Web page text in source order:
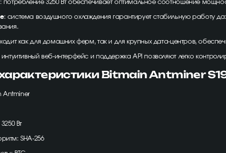
: потребление 3250 Вт обеспечивает оптимальное соотношение
: система воздушного охлаждения гарантирует стабильную работу
как для домашних ферм, так и для крупных дата-центров,
интуитивный веб-интерфейс и поддержка API позволяют легко
Bitmain Antminer
Antminer
Вт
SHA-256